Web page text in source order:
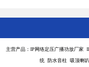
主营产品：IP网络定压广播功放厂家
统 防水音柱 吸顶喇